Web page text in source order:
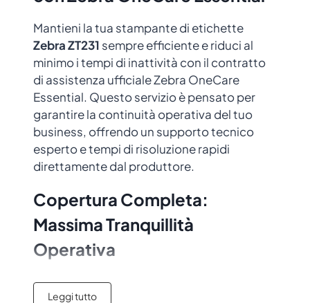
Mantieni la tua stampante di etichette
Zebra ZT231 sempre efficiente e riduci al
minimo i tempi di inattività con il contratto
di assistenza ufficiale Zebra OneCare
Essential. Questo servizio è pensato per
garantire la continuità operativa del tuo
business, offrendo un supporto tecnico
esperto e tempi di risoluzione rapidi
direttamente dal produttore.
Copertura Completa:
Massima Tranquillità
Operativa
A differenza delle garanzie standard, questo
piano include la
Leggi tutto